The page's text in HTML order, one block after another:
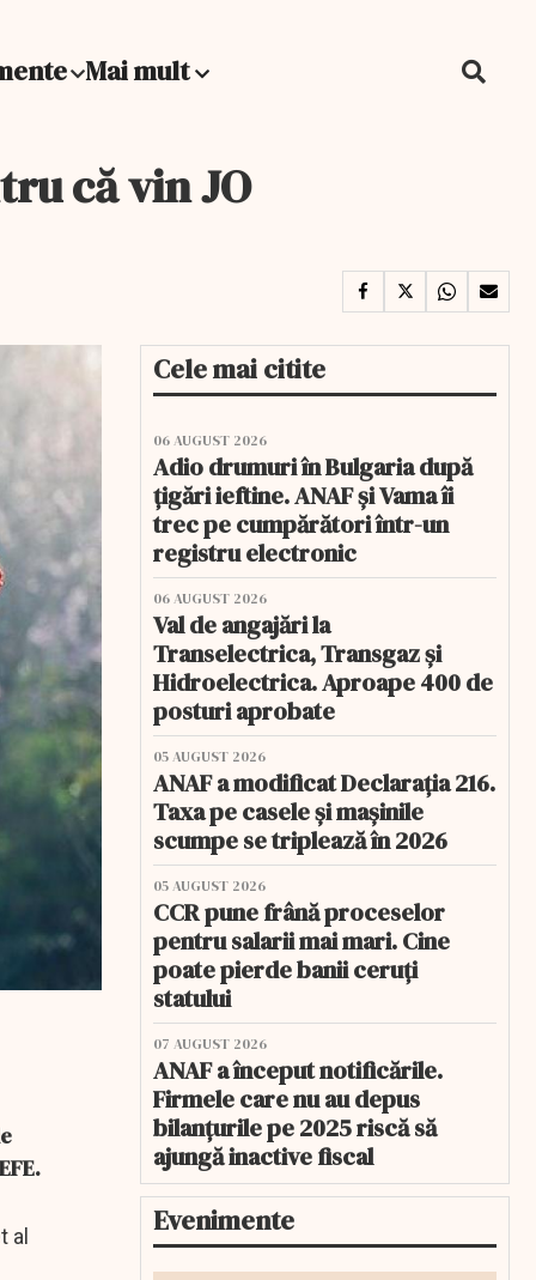
Mai mult
că vin JO
al
Cele mai citite
06 AUGUST 2026
Adio drumuri în Bulgaria după
țigări ieftine. ANAF și Vama îi
trec pe cumpărători într-un
registru electronic
06 AUGUST 2026
Val de angajări la
Transelectrica, Transgaz și
Hidroelectrica. Aproape 400 de
posturi aprobate
05 AUGUST 2026
ANAF a modificat Declarația 216.
Taxa pe casele și mașinile
scumpe se triplează în 2026
05 AUGUST 2026
CCR pune frână proceselor
pentru salarii mai mari. Cine
poate pierde banii ceruți
statului
07 AUGUST 2026
ANAF a început notificările.
Firmele care nu au depus
bilanțurile pe 2025 riscă să
ajungă inactive fiscal
Evenimente